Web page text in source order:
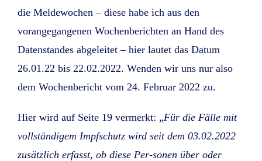
die Meldewochen – diese habe ich aus den
vorangegangenen Wochenberichten an Hand des
Datenstandes abgeleitet – hier lautet das Datum
26.01.22 bis 22.02.2022. Wenden wir uns nur also
dem Wochenbericht vom 24. Februar 2022 zu.
Hier wird auf Seite 19 vermerkt: „Für die Fälle mit
vollständigem Impfschutz wird seit dem 03.02.2022
zusätzlich erfasst, ob diese Per-sonen über oder